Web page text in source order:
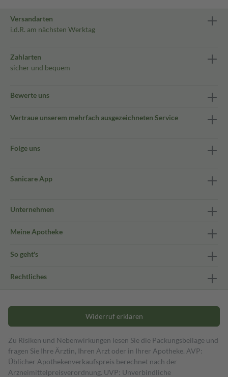
Versandarten
i.d.R. am nächsten Werktag
Zahlarten
sicher und bequem
Bewerte uns
Vertraue unserem mehrfach ausgezeichneten Service
Folge uns
Sanicare App
Unternehmen
Meine Apotheke
So geht's
Rechtliches
Widerruf erklären
Zu Risiken und Nebenwirkungen lesen Sie die Packungsbeilage und
fragen Sie Ihre Ärztin, Ihren Arzt oder in Ihrer Apotheke. AVP:
Üblicher Apothekenverkaufspreis berechnet nach der
Arzneimittelpreisverordnung. UVP: Unverbindliche